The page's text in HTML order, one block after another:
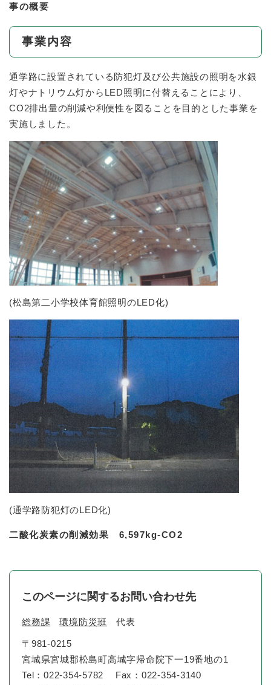
事の概要
事業内容
通学路に設置されている防犯灯及び公共施設の照明を水銀
灯やナトリウム灯からLED照明に付替えることにより、
CO2排出量の削減や利便性を図ることを目的とした事業を
実施しました。
(松島第二小学校体育館照明のLED化)
(通学路防犯灯のLED化)
二酸化炭素の削減効果 6,597kg-CO2
このページに関するお問い合わせ先
総務課 環境防災班 代表
〒981-0215
宮城県宮城郡松島町高城字帰命院下一19番地の1
Tel：022-354-5782
Fax：022-354-3140